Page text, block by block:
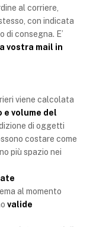
al corriere,
con indicata
di consegna. E’
vostra mail in
viene calcolata
e volume del
di oggetti
costare come
più spazio nei
al momento
valide